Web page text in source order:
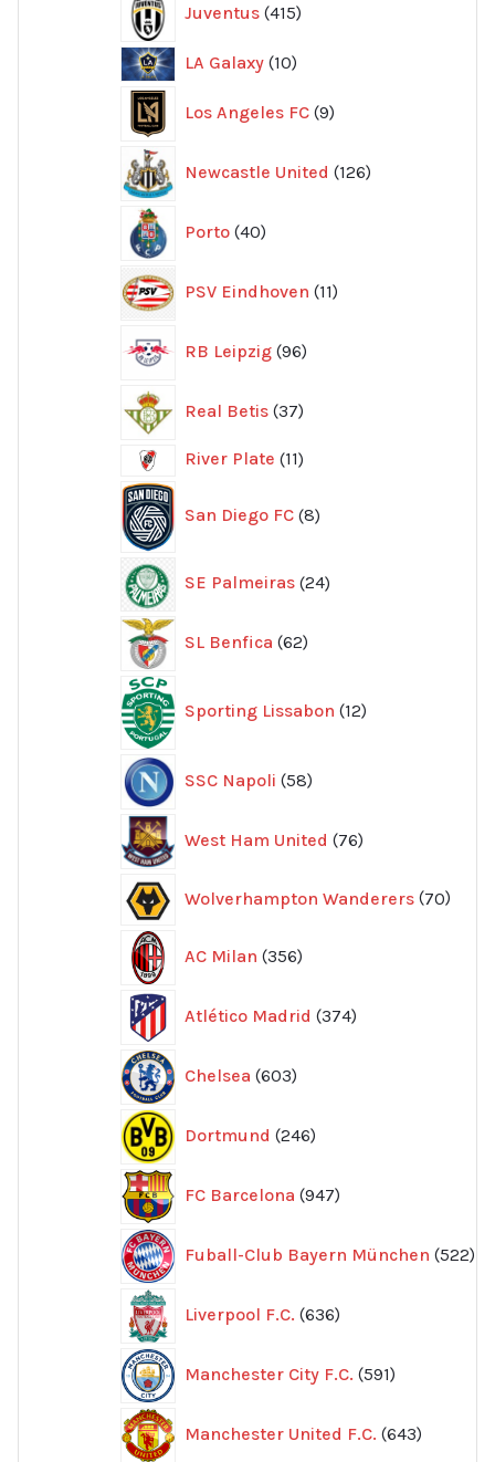
Juventus 415
produkter
LA Galaxy 1010
Los Angeles FC 9
produkter
Newcastle United 126
produkter
Porto 40
produkter
PSV Eindhoven 11
produkter
RB Leipzig 96
produkter
Real Betis 37
produkter
River Plate 1111
San Diego FC 8produkter
SE Palmeiras 24
produkter
SL Benfica 62
produkter
Sporting Lissabon 12produkter
SSC Napoli 58
produkter
West Ham United 76
produkter
Wolverhampton Wanderers 70
AC Milan 356
produkter
Atlético Madrid 374
produkter
Chelsea 603
produkter
Dortmund 246
produkter
FC Barcelona 947
produkter
Fuball-Club Bayern München 522
Liverpool F.C. 636
produkter
Manchester City F.C. 591
produkter
Manchester United F.C. 643